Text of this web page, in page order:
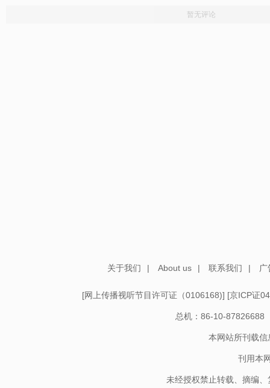
暂无评论
关于我们 | About us | 联系我们 |
[网上传播视听节目许可证（0106168)] [京ICP证
总机：86-10-87826688
本网站所刊载
刊用本
未经授权禁止转载、摘编